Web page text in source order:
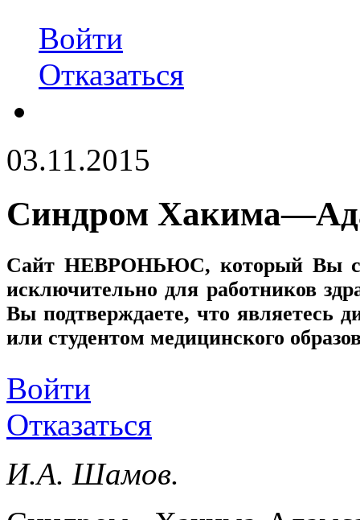
Войти
Отказаться
03.11.2015
Синдром
Сайт НЕВРОНЬЮС, который Вы
исключительно для работников
Вы подтверждаете, что являетесь
или студентом медицинского
Войти
Отказаться
И.А. Шамов.